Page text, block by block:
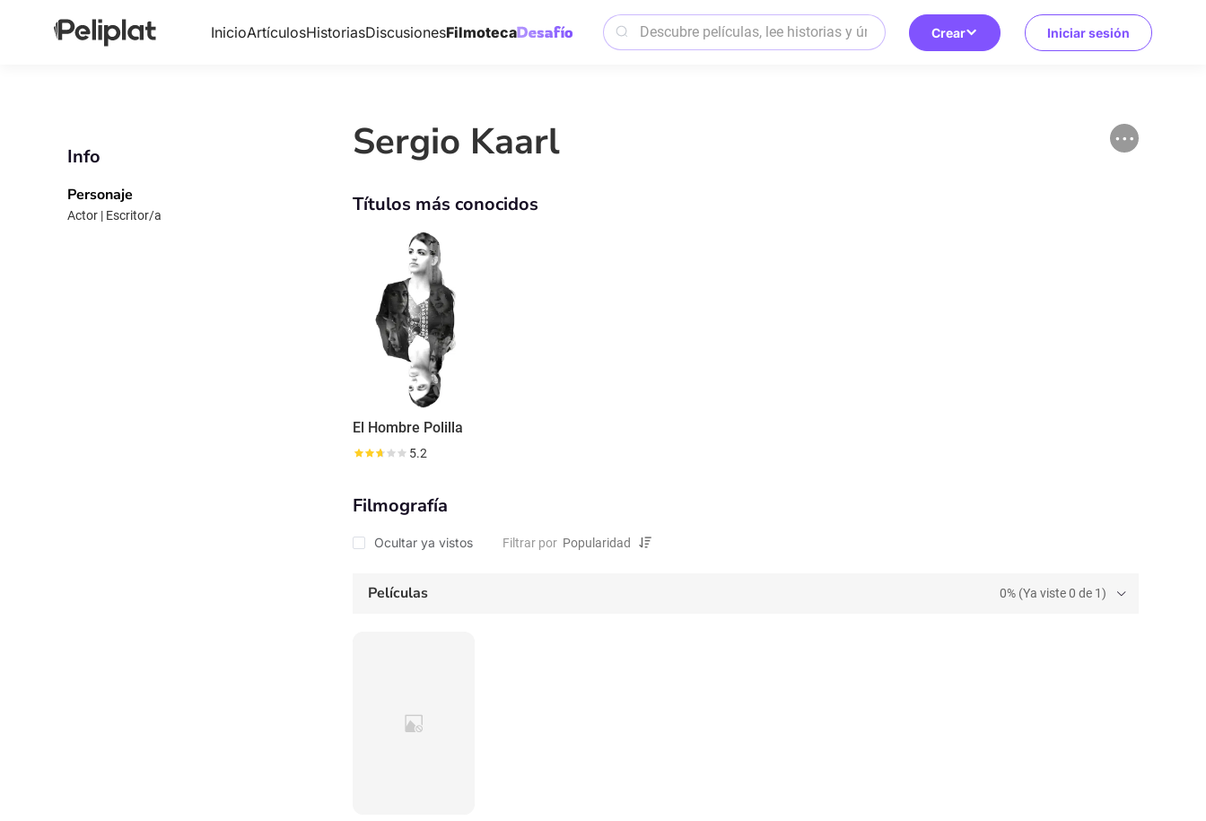
InicioArtículosHistoriasDiscusionesFilmoteca Crear Iniciar sesión
Info
Personaje
Actor | Escritor/a
Sergio Kaarl
Títulos más conocidos
El Hombre Polilla
5.2
Filmografía
Ocultar ya vistos Filtrar por
Películas 0% (Ya viste 0 de 1)